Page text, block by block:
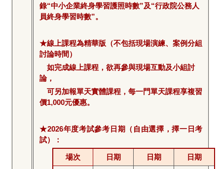
錄“中小企業終身學習護照時數”及“行政院公務人
員終身學習時數”。
★線上課程為精華版（不包括現場演練、案例分組
討論時間）
如完成線上課程，欲再參與現場互動及小組討
論，
可另加報單天實體課程，每一門單天課程享複習
價1,000元優惠。
★2026年度考試參考日期（自由選擇，擇一日考
試）：
場次 日期 日期 日期